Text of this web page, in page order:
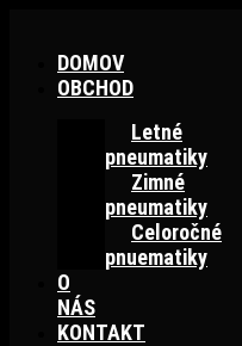
DOMOV
OBCHOD
Letné
pneumatiky
Zimné
pneumatiky
Celoročné
pnuematiky
O
NÁS
KONTAKT